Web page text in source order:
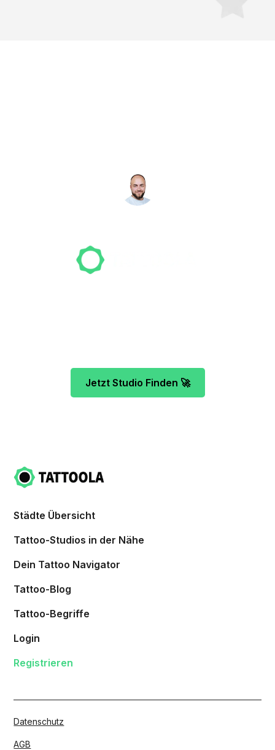
Jetzt Studio Finden 🚀
Städte Übersicht
Tattoo-Studios in der Nähe
Dein Tattoo Navigator
Tattoo-Blog
Tattoo-Begriffe
Login
Registrieren
Datenschutz
AGB